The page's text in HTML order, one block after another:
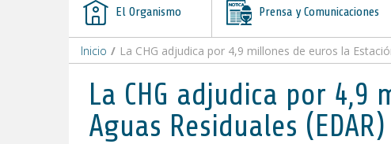
El Organismo Prensa y Comunicaciones
Inicio / La CHG adjudica por 4,9 millones de euros la
La CHG adjudica por
Aguas Residuales